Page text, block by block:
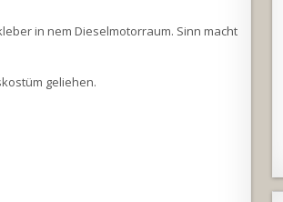
in nem Dieselmotorraum. Sinn macht
geliehen.